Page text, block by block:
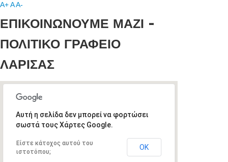
A+AA-
ΕΠΙΚΟΙΝΩΝΟΥΜΕ ΜΑΖΙ -
ΠΟΛΙΤΙΚΟ ΓΡΑΦΕΙΟ
ΛΑΡΙΣΑΣ
Αυτή η σελίδα δεν μπορεί να φορτώσει
σωστά τους Χάρτες Google.
Είστε κάτοχος αυτού του
ιστοτόπου;
ΟΚ